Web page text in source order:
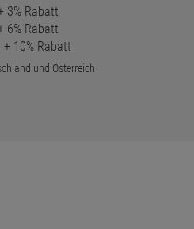
3% Rabatt
6% Rabatt
10% Rabatt
und Österreich